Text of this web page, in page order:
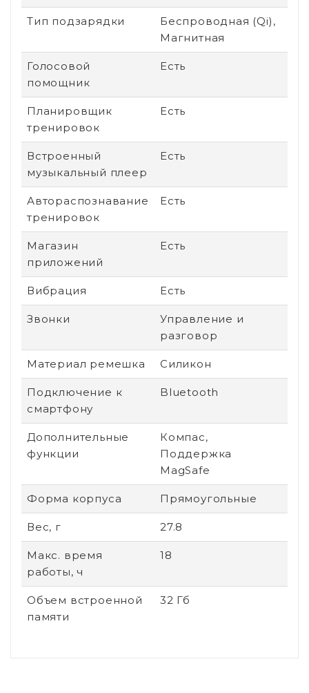
Тип подзарядки
Беспроводная (Qi),
Магнитная
Голосовой
помощник
Есть
Планировщик
тренировок
Есть
Встроенный
музыкальный плеер
Есть
Автораспознавание
тренировок
Есть
Магазин
приложений
Есть
Вибрация Есть
Звонки
Управление и
разговор
Материал ремешка Силикон
Подключение к
смартфону
Bluetooth
Дополнительные
функции
Компас,
Поддержка
MagSafe
Форма корпуса Прямоугольные
Вес, г 27.8
Макс. время
работы, ч
18
Объем встроенной
памяти
32 Гб